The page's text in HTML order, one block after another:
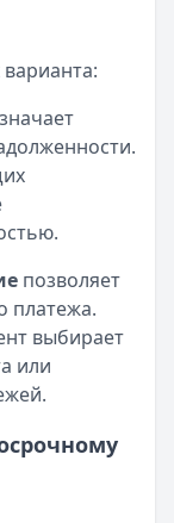
позволяет
платежа.
выбирает
или